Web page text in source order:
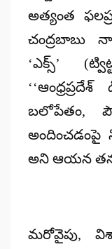
అత్యంత
‘ఎక్స్’
బలోపేతం,
అందించడంపై
అని ఆయన తన
మరోవైపు,